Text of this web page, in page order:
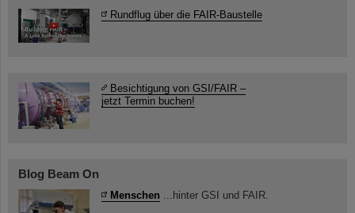
Rundflug über die FAIR-Baustelle
Besichtigung von GSI/FAIR –
jetzt Termin buchen!
Blog Beam On
Menschen ...hinter GSI und FAIR.